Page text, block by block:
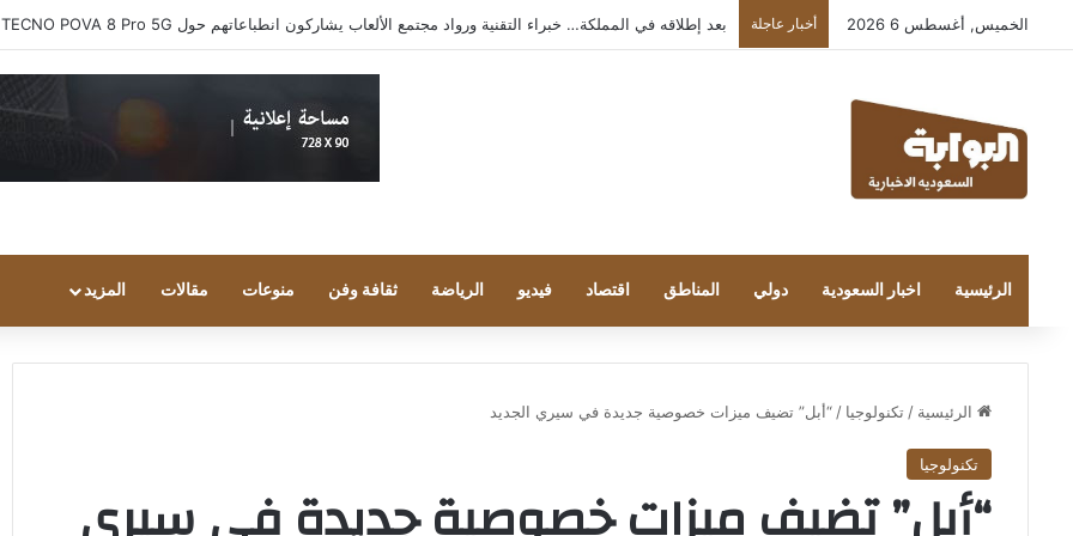
الخميس, أغسطس 6 2026 أخبار عاجلة بعد إطلاقه في المملكة… خبراء التقنية ورواد مجتمع الألعاب يشاركون انطباعاتهم حول TECNO POVA 8 Pro 5G
الرئيسية اخبار السعودية دولي المناطق اقتصاد فيديو الرياضة ثقافة وفن منوعات مقالات المزيد
الرئيسية / تكنولوجيا / “أبل” تضيف ميزات خصوصية جديدة في سيري الجديد
تكنولوجيا